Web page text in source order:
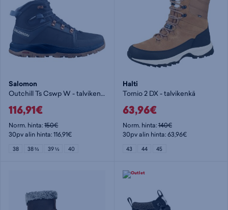
Salomon
Outchill Ts Cswp W - talvikenkä
116,91€
Norm. hinta:150€
30pv alin hinta: 116,91€
38 38 ⅔ 39 ⅓ 40
Halti
Tornio 2 DX - talvikenkä
63,96€
Norm. hinta:140€
30pv alin hinta: 63,96€
43 44 45